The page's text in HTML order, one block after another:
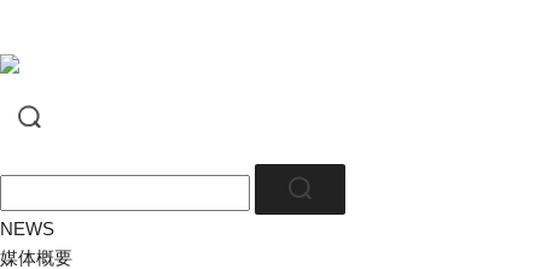
NEWS
媒体概要